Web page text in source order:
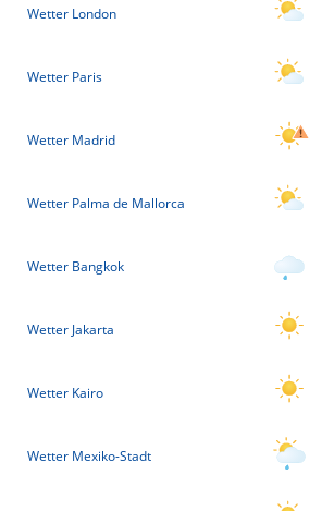
Wetter London
Wetter Paris
Wetter Madrid
Wetter Palma de Mallorca
Wetter Bangkok
Wetter Jakarta
Wetter Kairo
Wetter Mexiko-Stadt